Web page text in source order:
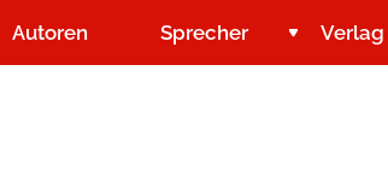
Autoren Sprecher Verlag